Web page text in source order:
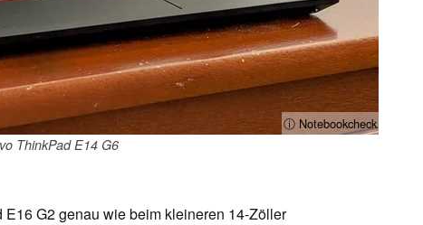
ⓘ Notebookcheck
ThinkPad E14 G6
G2 genau wie beim kleineren 14-Zöller